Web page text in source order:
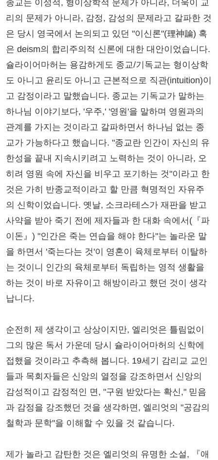
종교는 이성적, 형이상학적 문제가 아니라, 더욱이 교
리의 문제가 아니라, 감정, 감성의 문제라고 갈파한 것
은 당시 영국에서 논의되고 있던 "이신론"(理神論) 혹
은 deism의 합리주의적 신론에 대한 대안이었습니다.
슐라이어마허는 용감하게도 종교/기독교는 형이상학
도 아니고 윤리도 아니고 근본적으로 직관(intuition)이
고 감정이라고 말했습니다. 종교는 기독교가 말하는
하나님 이야기보다, '우주,' '영원'을 말하며 영원과의
관계를 가지는 것이라고 갈파하면서 하나님 없는 종
교가 가능하다고 했습니다. "종교란 인간이 자신의 유
한성을 끝내 지속시키려고 노력하는 것이 아니라, 오
히려 영원 속에 자신을 비우고 포기하는 것"이라고 한
것은 가히 반종교적이라고 할 만큼 혁명적인 자유주
의 신학이었습니다. 옛날, 소크라테스가 재판을 받고
사약을 받아 죽기 전에 제자들과 한 대화 속에서(『파
이돈』) "인간은 죽는 연습을 해야 한다"는 놀라운 말
을 하면서 '죽는다는 것'이 영혼이 육체로부터 이탈하
는 것이니 인간의 육체로부터 독립하는 영적 생활을
하는 것이 바로 자유이고 해방이라고 했던 것이 생각
납니다.
순전히 제 생각이고 상상이지만, 엘리엇은 틀림없이
그의 많은 독서 가운데 당시 슐라이어마허의 신학에
접했을 것이라고 추측해 봅니다. 19세기 감리교 교인
들과 목회자들은 신앙의 열정을 강조하면서 신앙의
감성적이고 감정적인 면, "구원 받았다는 확신," 믿음
과 감정을 강조했던 것을 생각하면, 엘리엇의 "공감의
철학과 문학"을 이해할 수 있을 것 같습니다.
제가 놀라고 감탄한 것은 엘리엇의 유명한 소설, 『애